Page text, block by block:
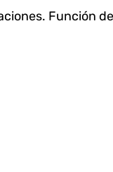
Función